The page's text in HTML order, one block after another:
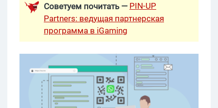
Советуем почитать — PIN-UP
Partners: ведущая партнерская
программа в iGaming